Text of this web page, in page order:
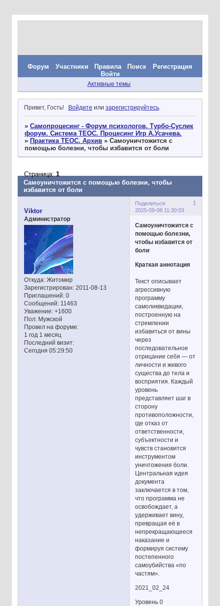
Форум Участники Правила Поиск
Регистрация
Войти
Активные темы
Привет, Гость! Войдите или зарегистрируйтесь.
» Самопроцесинг - Форум психологов. Турбо-Суслик
форум. Система ТЕОС. Процесинг Игр А.Усачева.
» Практика ТЕОС. Архив » Самоуничтожится с
помощью болезни, чтобы избавится от боли
Самоуничтожится с помощью болезни, чтобы
избавится от боли
Страница:1
Поделиться
1
2025-09-08 11:30:03
Viktor
Администратор
Откуда:Житомир
Зарегистрирован: 2011-08-13
Приглашений:0
Сообщений:11463
Уважение: +1600
Пол:Мужской
Провел на форуме:
1 год 1 месяц
Последний визит:
Сегодня 05:29:50
Самоуничтожится с
помощью болезни,
чтобы избавится от
боли
Краткая аннотация
Текст описывает
агрессивную
программу
самоликвидации,
построенную на
стремлении
избавиться от вины
через
последовательное
отрицание себя — от
личности и живого
существа до тела и
восприятия. Каждый
уровень
представляет шаг в
сторону
противоположности,
где отказ от
ответственности,
субъектности и
чувств становится
инструментом
уничтожения боли.
Центральная идея
документа
заключается в том,
что программа не
освобождает, а
удерживает вину,
превращая её в
непрекращающееся
наказание и
формируя систему
постепенного
самоубийства «по
частям».
2021_02_24
Уровень 0